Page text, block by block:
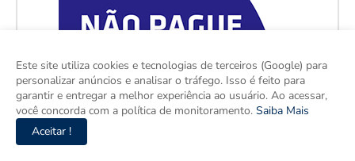
Este site utiliza cookies e tecnologias de terceiros (Google) para
personalizar anúncios e analisar o tráfego. Isso é feito para
garantir e entregar a melhor experiência ao usuário. Ao acessar,
você concorda com a política de monitoramento. Saiba Mais
Aceitar !